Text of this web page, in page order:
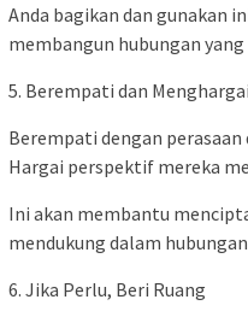
Anda bagikan dan gunakan
membangun hubungan yang
5. Berempati dan Menghargai
Berempati dengan perasaan
Hargai perspektif mereka
Ini akan membantu
mendukung dalam
6. Jika Perlu, Beri Ruang